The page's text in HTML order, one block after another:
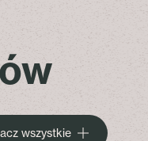
wszystkie